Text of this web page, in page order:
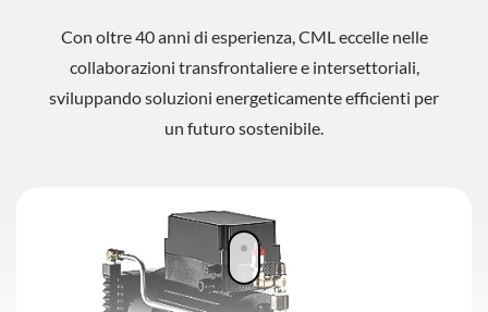
Con oltre 40 anni di esperienza, CML eccelle nelle
collaborazioni transfrontaliere e intersettoriali,
sviluppando soluzioni energeticamente efficienti per
un futuro sostenibile.